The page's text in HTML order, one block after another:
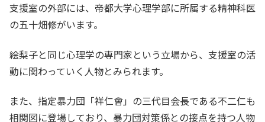
支援室の外部には、帝都大学心理学部に所属する精神科医
の五十畑修がいます。
絵梨子と同じ心理学の専門家という立場から、支援室の活
動に関わっていく人物とみられます。
また、指定暴力団「祥仁會」の三代目会長である不二仁も
相関図に登場しており、暴力団対策係との接点を持つ人物